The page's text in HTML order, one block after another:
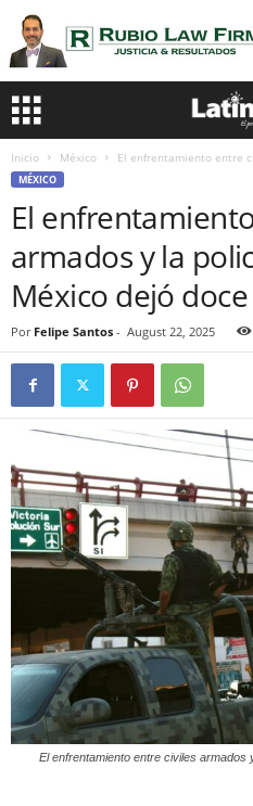
Inicio México El enfrentamiento entre
MÉXICO
El
armados y la
México dejó
Por Felipe Santos - August 22, 2025
El enfrentamiento entre civiles